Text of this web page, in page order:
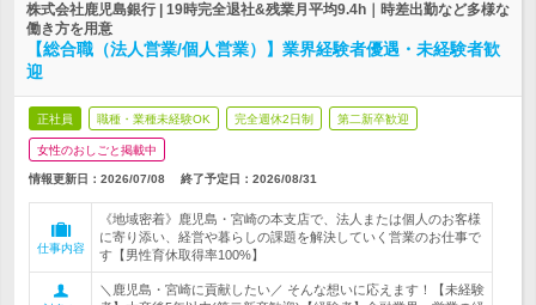
株式会社鹿児島銀行 | 19時完全退社&残業月平均9.4h｜時差出勤など多様な
働き方を用意
【総合職（法人営業/個人営業）】業界経験者優遇・未経験者歓
迎
正社員 職種・業種未経験OK 完全週休2日制 第二新卒歓迎
女性のおしごと掲載中
情報更新日：2026/07/08 終了予定日： 2026/08/31
仕事内容
《地域密着》鹿児島・宮崎の本支店で、法人または個人のお客様
に寄り添い、経営や暮らしの課題を解決していく営業のお仕事で
す【男性育休取得率100%】
＼鹿児島・宮崎に貢献したい／ そんな想いに応えます！【未経験